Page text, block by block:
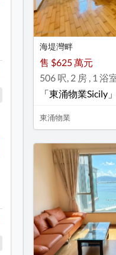
海堤灣畔
售 $625 萬元
506 呎, 2 房 , 1 浴
「東涌物業Sicily
東涌物業